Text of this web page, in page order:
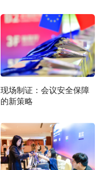
现场制证：会议安全保障
的新策略